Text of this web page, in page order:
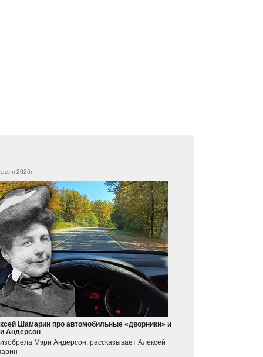
2026г.
Шамарин про автомобильные «дворники» и
Андерсон
Мэри Андерсон, рассказывает Алексей